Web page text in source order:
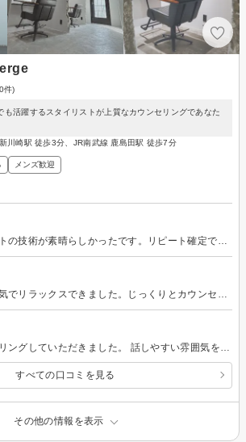
件)
活躍するスタイリストが上質なカウンセリングであなた
川崎駅 徒歩3分、JR南武線 鹿島田駅 徒歩7分
メンズ歓迎
すべての口コミを見る
その他の情報を表示